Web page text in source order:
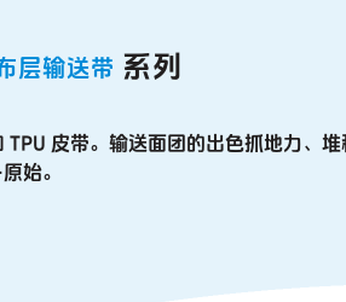
层输送带 系列
TPU 皮带。输送面团的出色抓地力、
始。